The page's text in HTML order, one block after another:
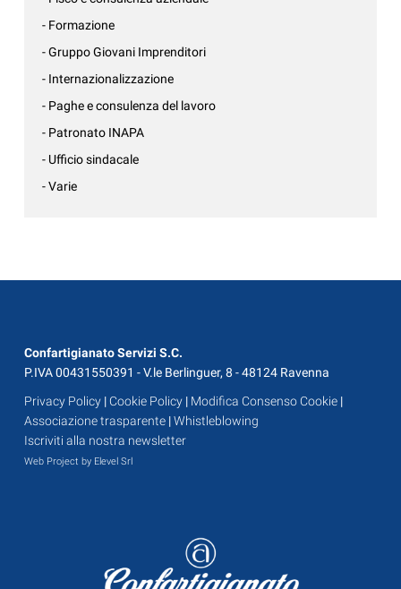
- Formazione
- Gruppo Giovani Imprenditori
- Internazionalizzazione
- Paghe e consulenza del lavoro
- Patronato INAPA
- Ufficio sindacale
- Varie
Confartigianato Servizi S.C.
P.IVA 00431550391 - V.le Berlinguer, 8 - 48124 Ravenna
Privacy Policy |Cookie Policy | Modifica Consenso Cookie |
Associazione trasparente |Whistleblowing
Iscriviti alla nostra newsletter
Web Project by Elevel Srl